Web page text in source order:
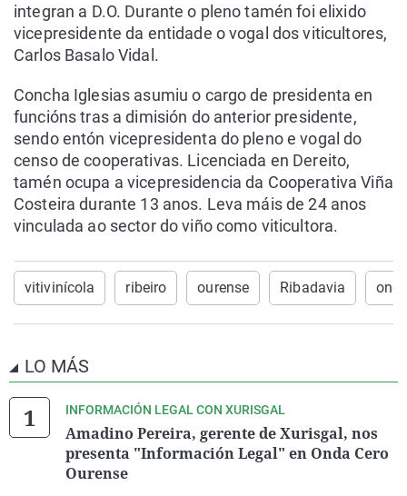
integran a D.O. Durante o pleno tamén foi elixido
vicepresidente da entidade o vogal dos viticultores,
Carlos Basalo Vidal.
Concha Iglesias asumiu o cargo de presidenta en
funcións tras a dimisión do anterior presidente,
sendo entón vicepresidenta do pleno e vogal do
censo de cooperativas. Licenciada en Dereito,
tamén ocupa a vicepresidencia da Cooperativa Viña
Costeira durante 13 anos. Leva máis de 24 anos
vinculada ao sector do viño como viticultora.
vitivinícola ribeiro ourense Ribadavia
LO MÁS
INFORMACIÓN LEGAL CON XURISGAL
Amadino Pereira, gerente de Xurisgal, nos
presenta "Información Legal" en Onda Cero
Ourense